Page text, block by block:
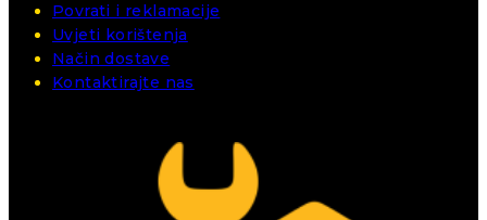
Povrati i reklamacije
Uvjeti korištenja
Način dostave
Kontaktirajte nas